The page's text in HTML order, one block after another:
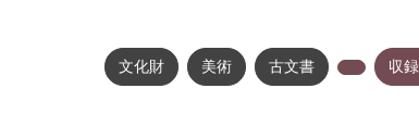
文化財 美術 古文書 収